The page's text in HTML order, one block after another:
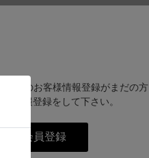
ップのお客様情報登録がまだの方
情報登録をして下さい。